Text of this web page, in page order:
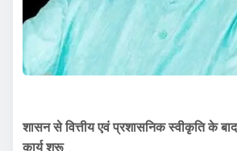
शासन से वित्तीय एवं प्रशासनिक स्वीकृति के बाद
कार्य शुरू